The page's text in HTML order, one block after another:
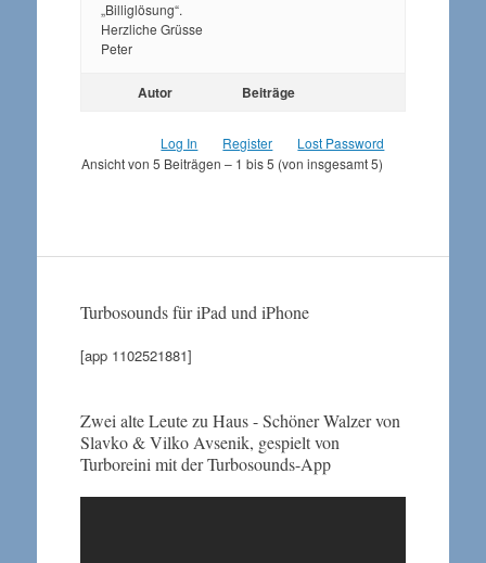
„Billiglösung“.
Herzliche Grüsse
Peter
Autor Beiträge
Log In Register
Lost Password
Ansicht von 5 Beiträgen – 1 bis 5 (von insgesamt 5)
Turbosounds für iPad und iPhone
[app 1102521881]
Zwei alte Leute zu Haus - Schöner Walzer von
Slavko & Vilko Avsenik, gespielt von
Turboreini mit der Turbosounds-App